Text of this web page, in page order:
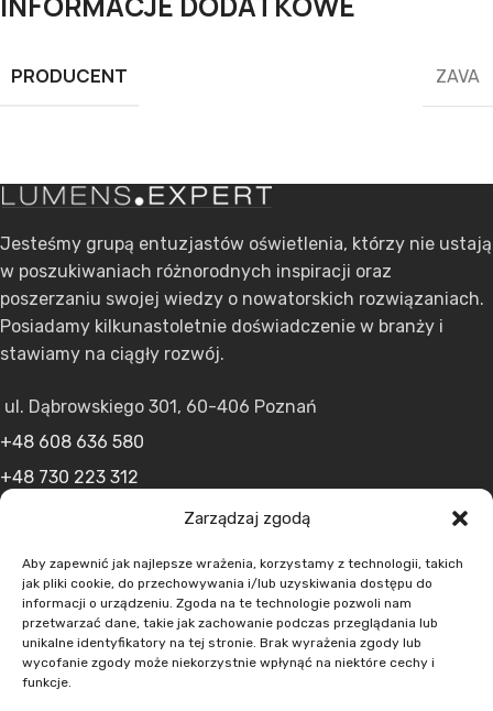
Zarządzaj zgodą
Aby zapewnić jak najlepsze wrażenia, korzystamy z technologii, takich
jak pliki cookie, do przechowywania i/lub uzyskiwania dostępu do
informacji o urządzeniu. Zgoda na te technologie pozwoli nam
przetwarzać dane, takie jak zachowanie podczas przeglądania lub
unikalne identyfikatory na tej stronie. Brak wyrażenia zgody lub
wycofanie zgody może niekorzystnie wpłynąć na niektóre cechy i
funkcje.
PRODUCENT ZAVA
Jesteśmy grupą entuzjastów oświetlenia, którzy nie ustają
w poszukiwaniach różnorodnych inspiracji oraz
poszerzaniu swojej wiedzy o nowatorskich rozwiązaniach.
Posiadamy kilkunastoletnie doświadczenie w branży i
stawiamy na ciągły rozwój.
ul. Dąbrowskiego 301, 60-406 Poznań
+48 608 636 580
+48 730 223 312
MENU